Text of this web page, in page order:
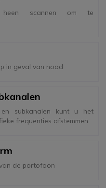
heen scannen om te
in geval van nood
subkanalen kunt u het
frequenties afstemmen
de portofoon